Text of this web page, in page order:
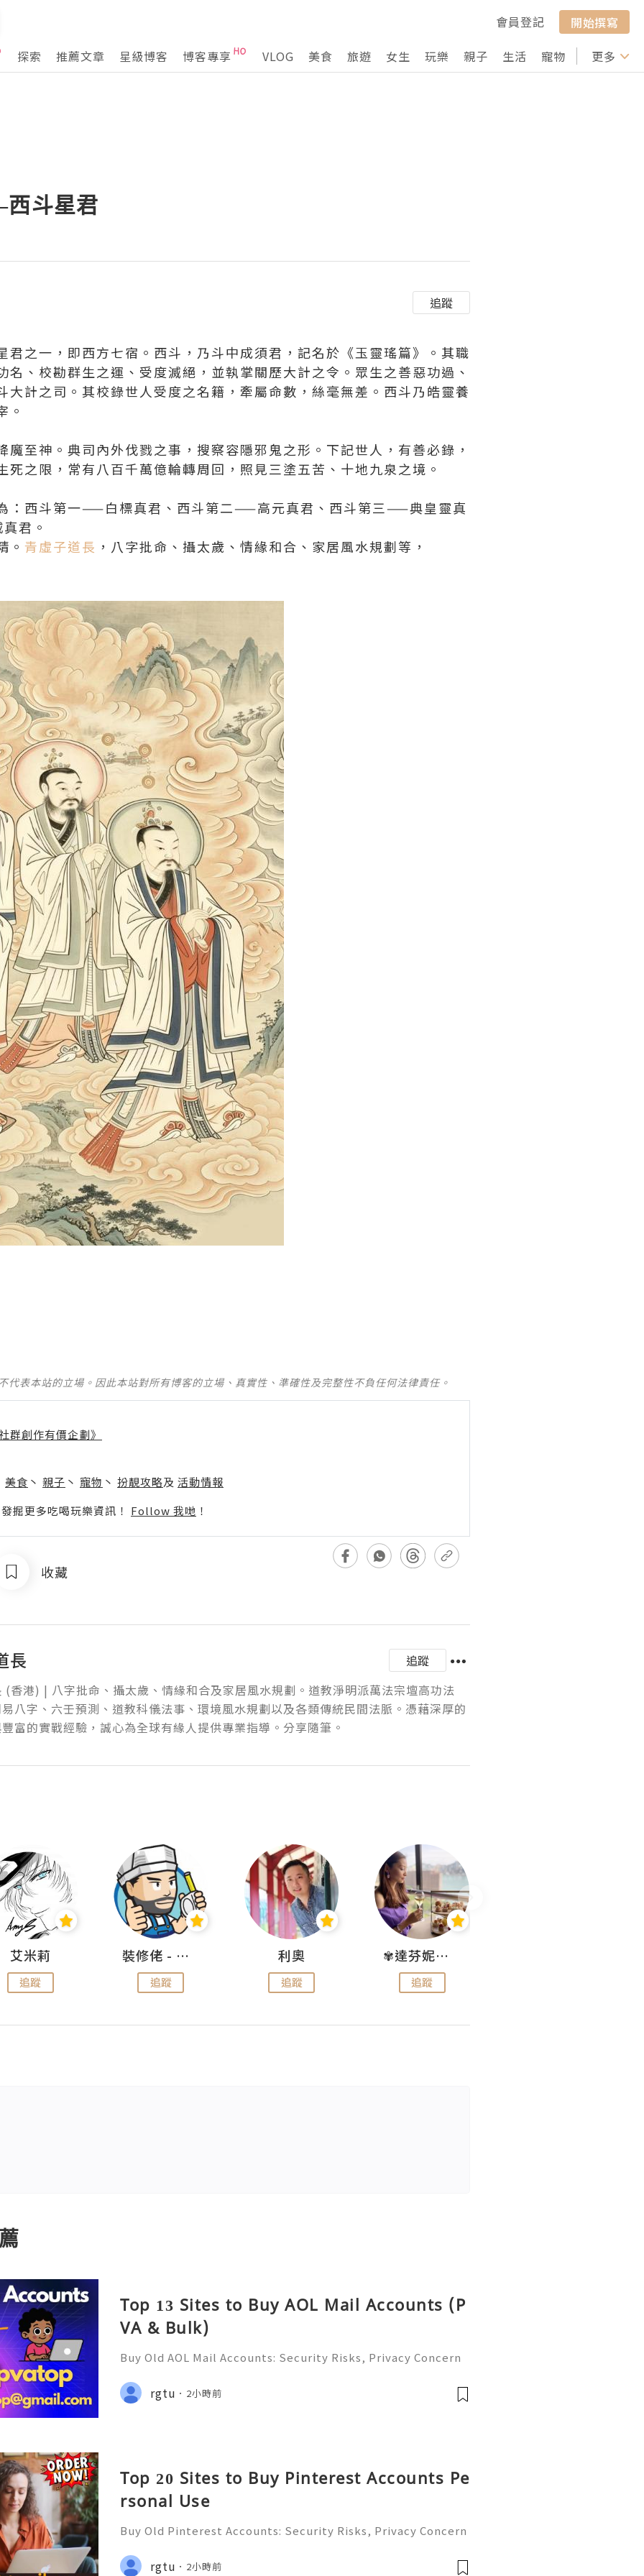
會員登記
開始撰寫
探索
推薦文章 星級博客 博客專享 VLOG 美食 旅遊 女生 玩樂 親子 生活 寵物 行山 打卡
更多
斗星君
追蹤
君之一，即西方七宿。西斗，乃斗中成須君，記名於《玉靈瑤篇》。其職
名、校勘群生之運、受度滅絕，並執掌關歷大計之令。眾生之善惡功過、
大計之司。其校錄世人受度之名籍，牽屬命數，絲毫無差。西斗乃皓靈養
。
魔至神。典司內外伐戮之事，搜察容隱邪鬼之形。下記世人，有善必錄，
死之限，常有八百千萬億輪轉周回，照見三塗五苦、十地九泉之境。
：西斗第一——白標真君、西斗第二——高元真君、西斗第三——典皇靈真
君。
。 青虛子道長 ，八字批命、攝太歲、情緣和合、家居風水規劃等，
代表本站的立場。因此本站對所有博客的立場、真實性、準確性及完整性不負任何法律責任。
群創作有價企劃》
美食 丶 親子 丶 寵物 丶 扮靚攻略及 活動情報
掘更多吃喝玩樂資訊！ Follow 我哋 ！
收藏
長
追蹤
(香港) | 八字批命、攝太歲、情緣和合及家居風水規劃。道教淨明派萬法宗壇高功法
八字、六壬預測、道教科儀法事、環境風水規劃以及各類傳統民間法脈。憑藉深厚的
富的實戰經驗，誠心為全球有緣人提供專業指導。分享隨筆。
艾米莉
追蹤
裝修佬 - 香港一站式網上裝修平台
追蹤
利奧
追蹤
✾達芬妮•愛孩子•愛生活✾
追蹤
Top 13 Sites to Buy AOL Mail Accounts (P
VA & Bulk)
Buy Old AOL Mail Accounts: Security Risks, Privacy Concern
2026 🚪🚀💬📞📩 We’re always ready to help you 24/7! 😊💯🔥
💼⏰📩🌟🌐✨ We are available on
rgtu 2小時前
Top 20 Sites to Buy Pinterest Accounts Pe
rsonal Use
Buy Old Pinterest Accounts: Security Risks, Privacy Concern
ide 2026 🚪🚀💬📞📩 We’re always ready to help you 24/7! 😊
rgtu 2小時前